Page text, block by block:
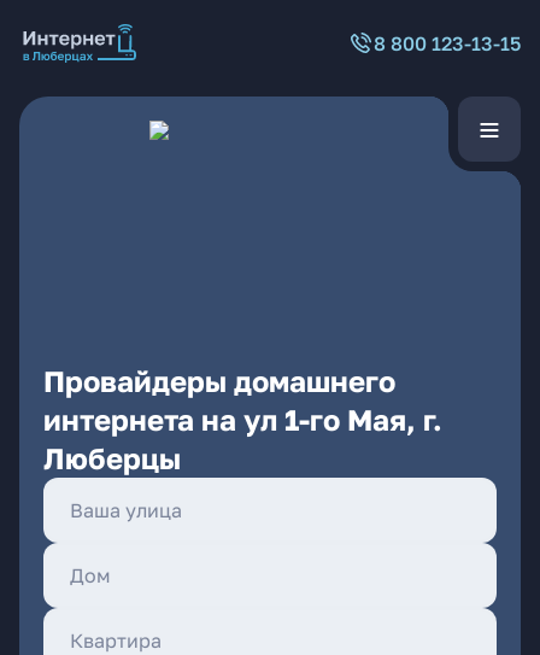
8 800 123-13-15
Провайдеры домашнего
интернета на ул 1-го Мая, г.
Люберцы